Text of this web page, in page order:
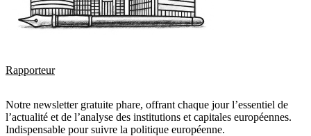
Rapporteur
Notre newsletter gratuite phare, offrant chaque jour l’essentiel de
l’actualité et de l’analyse des institutions et capitales européennes.
Indispensable pour suivre la politique européenne.